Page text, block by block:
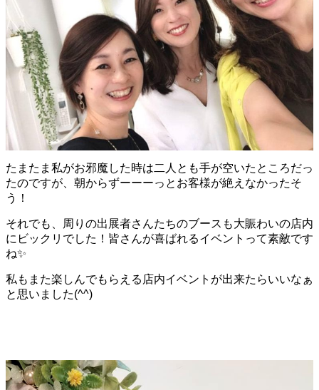
たまたま私がお邪魔した時は二人とも手が空いたところだっ
たのですが、朝からずーーーっとお客様が絶えなかったそ
う！
それでも、周りの出展者さんたちのブースも大賑わいの店内
にビックリでした！皆さんが喜ばれるイベントって素敵です
ね✨
私もまた楽しんでもらえる店内イベントが出来たらいいなぁ
と思いました(^^)